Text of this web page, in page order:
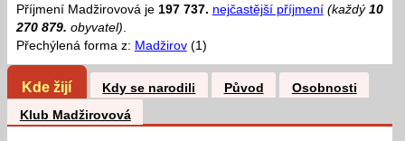
Příjmení Madžirovová je 197 737. nejčastější příjmení (každý 10
270 879. obyvatel).
Přechýlená forma z: Madžirov(1)
Kde žijí Kdy se narodili Původ
Osobnosti
Klub Madžirovová